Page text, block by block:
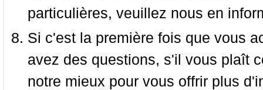
particulières, veuillez nous en
Si c'est la première fois que vous
avez des questions, s'il vous plaît
notre mieux pour vous offrir plus